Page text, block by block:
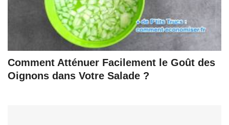
Comment Atténuer Facilement le Goût des
Oignons dans Votre Salade ?